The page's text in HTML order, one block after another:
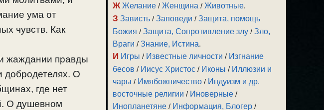
ума от
чувств. Как
жаждании правды
добродетелях. О
где нет
О душевном
Ж Желание /Женщина /Животные.
З Зависть /Заповеди /Защита, помощь
Божия /Защита, Сопротивление злу /Зло,
Враги /Знание, Истина.
И Игры / Известные личности / Изгнание
бесов / Иисус Христос / Иконы / Иллюзии и
чары / Имябожничество / Индуизм и др.
восточные религии / Иноверные /
Инопланетяне / Информация, Блогер /